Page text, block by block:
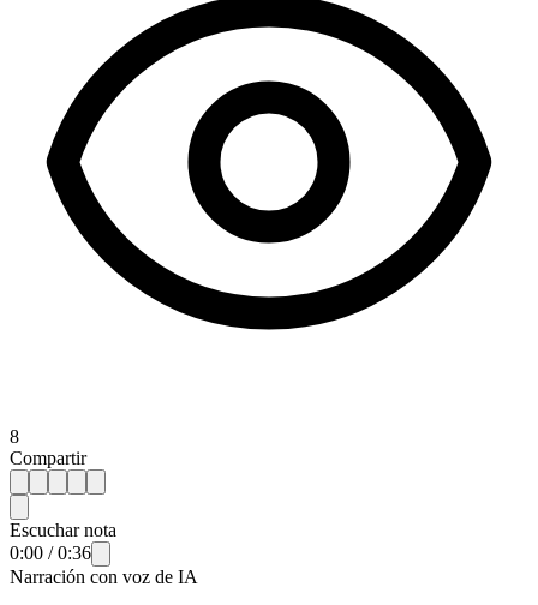
8
Compartir
Escuchar nota
0:00 /0:36
Narración con voz de IA